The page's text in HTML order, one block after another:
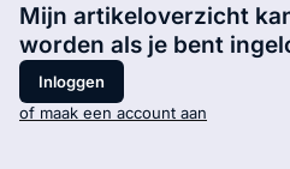
Mijn artikeloverzicht
worden als je bent
Inloggen
of maak een account aan